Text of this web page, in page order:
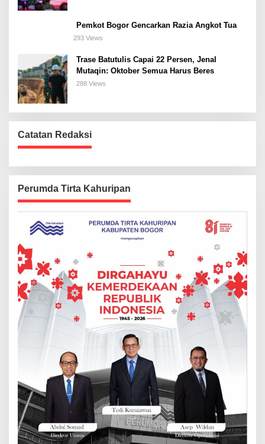
Pemkot Bogor Gencarkan Razia Angkot Tua
293 Views
Trase Batutulis Capai 22 Persen, Jenal
Mutaqin: Oktober Semua Harus Beres
288 Views
Catatan Redaksi
Perumda Tirta Kahuripan